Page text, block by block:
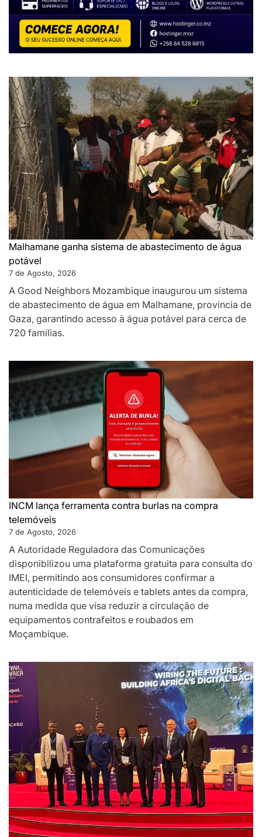
Malhamane ganha sistema de abastecimento de água
potável
7 de Agosto, 2026
A Good Neighbors Mozambique inaugurou um sistema
de abastecimento de água em Malhamane, província de
Gaza, garantindo acesso à água potável para cerca de
720 famílias.
INCM lança ferramenta contra burlas na compra
telemóveis
7 de Agosto, 2026
A Autoridade Reguladora das Comunicações
disponibilizou uma plataforma gratuita para consulta do
IMEI, permitindo aos consumidores confirmar a
autenticidade de telemóveis e tablets antes da compra,
numa medida que visa reduzir a circulação de
equipamentos contrafeitos e roubados em
Moçambique.